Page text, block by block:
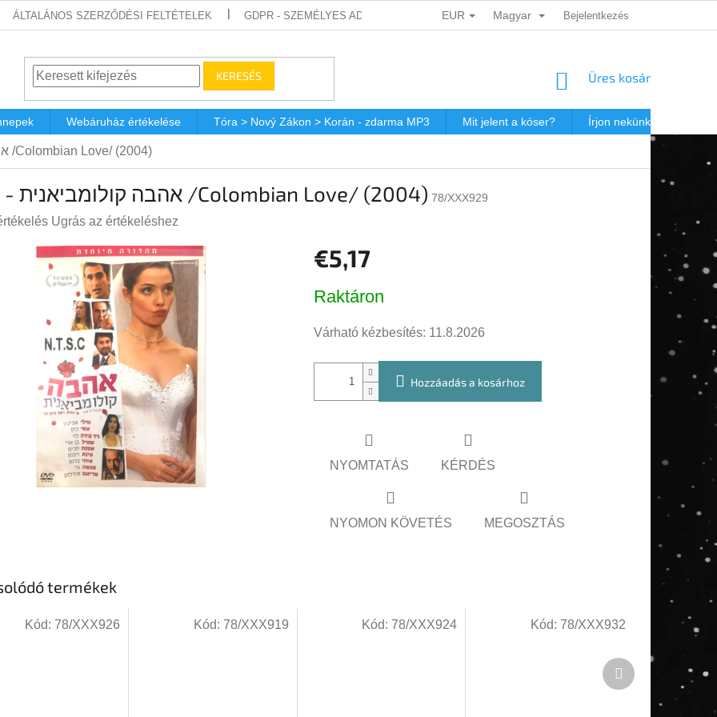
ÁLTALÁNOS SZERZŐDÉSI FELTÉTELEK GDPR - SZEMÉLYES ADATOK VÉDELME DÁRKOVÉ KUPONY POSTAKÖLTSÉG
EUR Magyar Bejelentkezés
KERESÉS KOSÁR
Üres kosár
Webáruház értékelése Tóra > Nový Zákon > Korán - zdarma MP3 Mit jelent a kóser? Írjon nekünk
DVD - אהבה קולומביאנית /Colombian Love/ (2004)
DVD - אהבה קולומביאנית /Colombian Love/ (2004) 78/XXX929
Ugrás az értékeléshez
€5,17
Raktáron
Várható kézbesítés: 11.8.2026
Hozzáadás a kosárhoz
NYOMTATÁS KÉRDÉS
NYOMON KÖVETÉS MEGOSZTÁS
termékek
Kód: 78/XXX926 Kód: 78/XXX919 Kód:78/XXX924 Kód: 78/XXX932
Következő
termék